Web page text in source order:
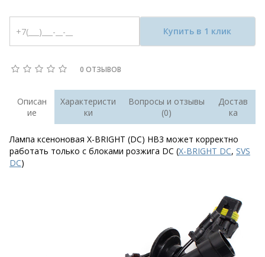
Купить в 1 клик
0 ОТЗЫВОВ
Описан
ие
Характеристи
ки
Вопросы и отзывы
(0)
Достав
ка
Лампа ксеноновая X-BRIGHT (DC) HB3 может корректно
работать только с блоками розжига DC (X-BRIGHT DC, SVS
DC)